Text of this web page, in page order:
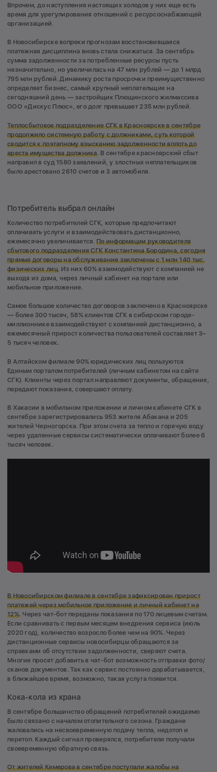
Впрочем, до наступления настоящих холодов у них еще есть
время для урегулирования отношений с ресурсоснабжающей
организацией.
В Новосибирске вопреки прогнозам восстановившаяся
платежная дисциплина вновь стала снижаться. За сентябрь
сумма задолженности за потребленные ресурсы пусть
незначительно, но увеличилась на 47 млн рублей — до 1 млрд
795 млн рублей. Динамику роста просрочки преимущественно
определяет бизнес, самый крупный неплательщик на
сегодняшний день — застройщик Плющинского жилмассива
ООО «Дискус Плюс», его долг превышает 235 млн рублей.
Теплосбытовое подразделение СГК в Красноярске в сентябре
продолжило системную работу с должниками, суть которой
сводится к поэтапному взысканию задолженности вплоть до
ареста имущества должника. В сентябре красноярский сбыт
направил в суд 1580 заявлений, у злостных неплательщиков
было арестовано 2610 счетов и 3 автомобиля.
Потребитель выбрал онлайн
Количество потребителей СГК, которые предпочитают
оплачивать услуги и взаимодействовать дистанционно,
ежемесячно увеличивается.По информации руководителя
сбытового подразделения СГК Константина Бородина, сегодня
прямые договоры на обслуживание заключены с 1 млн 140 тыс.
физических лиц. Из них 60% взаимодействуют с компанией не
выходя из дома, через личный кабинет на портале или
мобильное приложение.
Самое большое количество договоров заключено в Красноярске
— более 300 тысяч, 58% клиентов СГК в сибирском городе-
миллионнике взаимодействуют с компанией дистанционно, а
ежемесячный прирост количества пользователей составляет 3–
5 тысяч человек.
В Алтайском филиале 90% юридических лиц пользуются
Единым порталом потребителей (личным кабинетом на сайте
СГК). Клиенты через портал направляют документы, обращения,
передают показания, совершают оплату.
В Хакасии в мобильном приложении и личном кабинете СГК в
сентябре зарегистрировались 953 жителя Абакана и 205
жителей Черногорска. При этом счета за тепло и горячую воду
через удаленные сервисы систематически оплачивают более 6
тысяч человек.
В Новосибирском филиале в сентябре зафиксирован прирост
платежей через мобильное приложение и личный кабинет на
12%. Через чат-бот переданы показания по 170 лицевым счетам.
Если сравнивать с первым месяцем внедрения сервиса (июль
2020 год), количество возросло более чем на 90%. Через
дистанционные сервисы новосибирцы обращаются за
справками об отсутствии задолженности, сверяют счета.
Многие просят добавить в чат-бот возможность отправки фото/
сканов документов. Так как сервис постоянно дорабатывается,
в ближайшее время, возможно, такая услуга появится.
Кока-кола из крана
В сентябре большинство обращений потребителей ожидаемо
было связано с началом отопительного сезона. Граждане
жаловались на несвоевременную подачу тепла, недотоп и
перетоп. Каждый сигнал проверялся, потребители получали
своевременную обратную связь.
От жителей Кемерова в сентябре поступали жалобы на